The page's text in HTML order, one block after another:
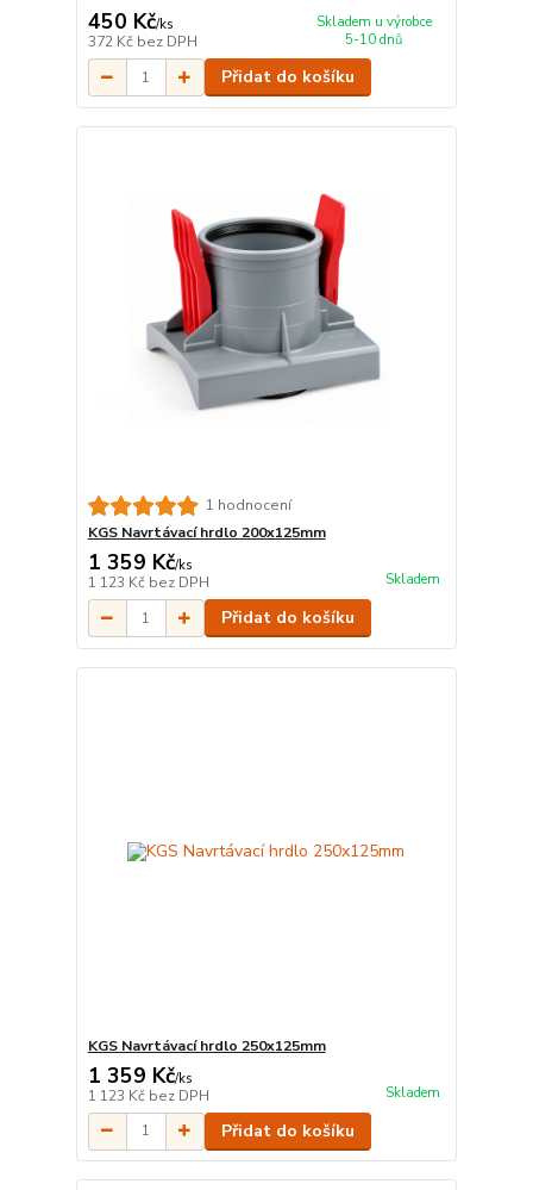
450 Kč/ks
372 Kč bez DPH
Skladem u výrobce
5-10 dnů
Přidat do košíku
1 hodnocení
KGS Navrtávací hrdlo 200x125mm
1 359 Kč/ks
1 123 Kč bez DPH Skladem
Přidat do košíku
KGS Navrtávací hrdlo 250x125mm
1 359 Kč/ks
1 123 Kč bez DPH Skladem
Přidat do košíku